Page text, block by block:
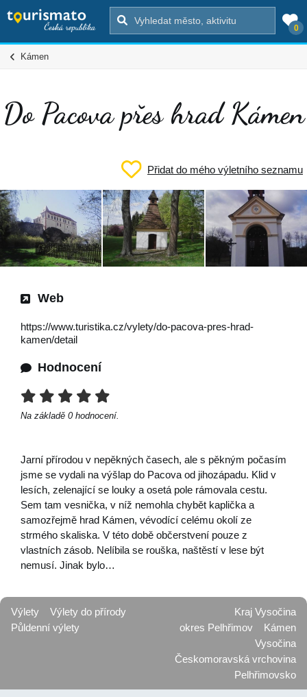
0
Kámen
Do Pacova přes hrad Kámen
Přidat do mého výletního seznamu
Web
https://www.turistika.cz/vylety/do-pacova-pres-hrad-
kamen/detail
Hodnocení
Na základě 0 hodnocení.
Jarní přírodou v nepěkných časech, ale s pěkným počasím
jsme se vydali na výšlap do Pacova od jihozápadu. Klid v
lesích, zelenající se louky a osetá pole rámovala cestu.
Sem tam vesnička, v níž nemohla chybět kaplička a
samozřejmě hrad Kámen, vévodící celému okolí ze
strmého skaliska. V této době občerstvení pouze z
vlastních zásob. Nelíbila se rouška, naštěstí v lese být
nemusí. Jinak bylo…
Výlety
Výlety do přírody
Půldenní výlety
Kraj Vysočina
okres Pelhřimov
Kámen
Vysočina
Českomoravská vrchovina
Pelhřimovsko